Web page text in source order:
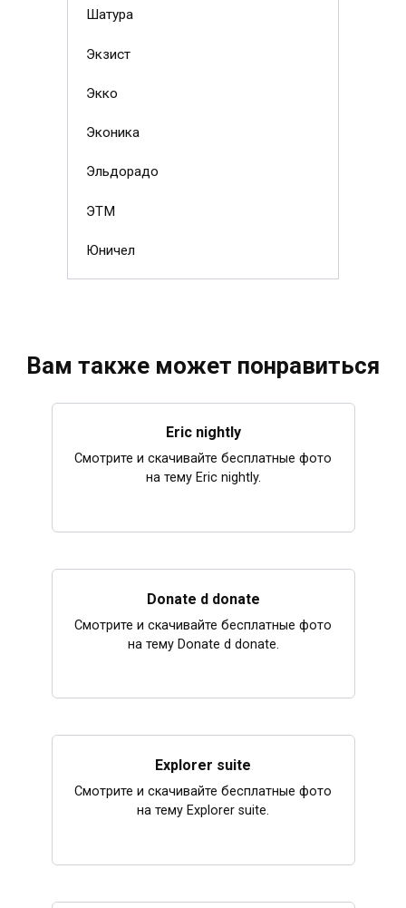
Шатура
Экзист
Экко
Эконика
Эльдорадо
ЭТМ
Юничел
Вам также может понравиться
Eric nightly
Смотрите и скачивайте бесплатные фото
на тему Eric nightly.
Donate d donate
Смотрите и скачивайте бесплатные фото
на тему Donate d donate.
Explorer suite
Смотрите и скачивайте бесплатные фото
на тему Explorer suite.